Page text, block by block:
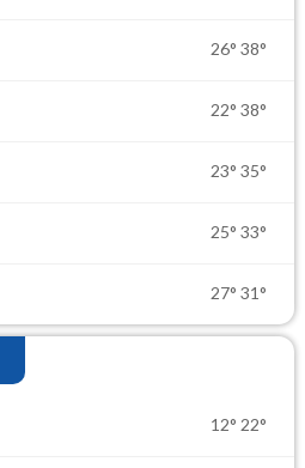
26° 38°
22° 38°
23° 35°
25° 33°
27° 31°
12° 22°